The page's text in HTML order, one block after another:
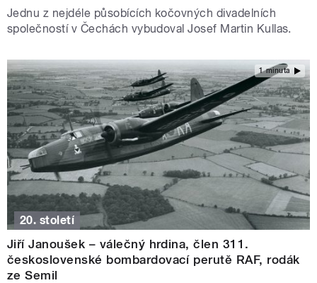
Jednu z nejdéle působících kočovných divadelních
společností v Čechách vybudoval Josef Martin Kullas.
1 minuta
20. století
Jiří Janoušek – válečný hrdina, člen 311.
československé bombardovací perutě RAF, rodák
ze Semil